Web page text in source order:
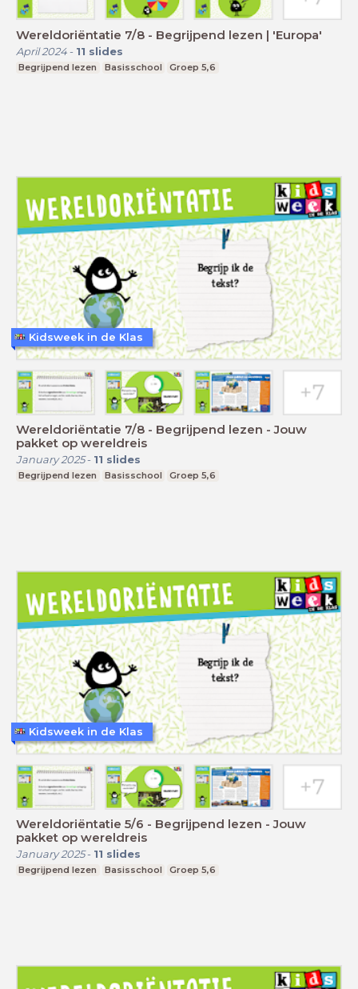
Wereldoriëntatie 7/8 - Begrijpend lezen | 'Europa'
April 2024- 11 slides
Begrijpend lezen Basisschool Groep 5,6
Wereldoriëntatie 7/8 - Begrijpend lezen - Jouw
pakket op wereldreis
January 2025- 11 slides
Begrijpend lezen Basisschool Groep 5,6
Kidsweek in de Klas
Wereldoriëntatie 5/6 - Begrijpend lezen - Jouw
pakket op wereldreis
January 2025- 11 slides
Begrijpend lezen Basisschool Groep 5,6
Kidsweek in de Klas